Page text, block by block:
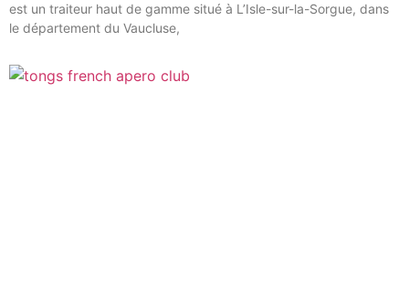
est un traiteur haut de gamme situé à L’Isle-sur-la-Sorgue, dans
le département du Vaucluse,